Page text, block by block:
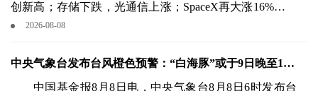
创新高；存储下跌，光通信上涨；SpaceX再大涨16%，解
禁2日累升23%中国基金报记者伊万美东时间8月7日，当
2026-08-08
中央气象台发布台风橙色预警：“白海豚”或于9日晚至10
日晨登陆浙闽沿海
中国基金报8月8日电，中央气象台8月8日6时发布台